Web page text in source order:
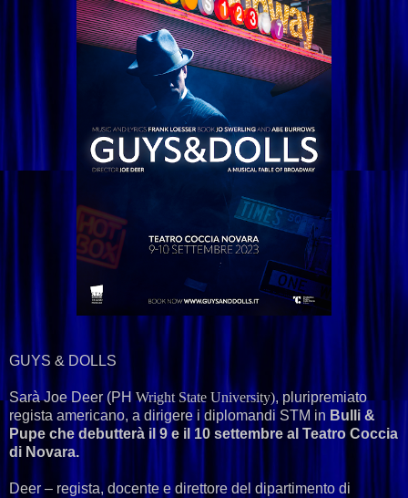
GUYS & DOLLS
Sarà Joe Deer (PHWright State University), pluripremiato
regista americano, a dirigere i diplomandi STM in Bulli &
Pupe che debutterà il 9 e il 10 settembre al Teatro Coccia
di Novara.
Deer – regista, docente e direttore del dipartimento di